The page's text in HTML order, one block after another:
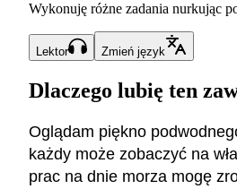
Wykonuję różne zadania nurkując
Lektor Zmień język
Dlaczego lubię ten
Oglądam piękno
każdy może zobaczyć na
prac na dnie morza mogę